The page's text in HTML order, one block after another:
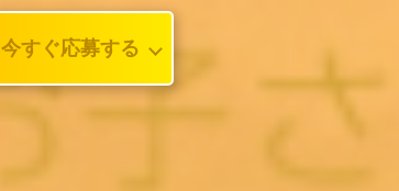
今すぐ応募する